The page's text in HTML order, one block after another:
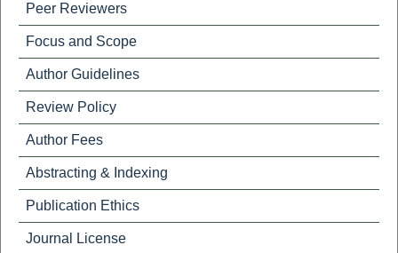
Peer Reviewers
Focus and Scope
Author Guidelines
Review Policy
Author Fees
Abstracting & Indexing
Publication Ethics
Journal License